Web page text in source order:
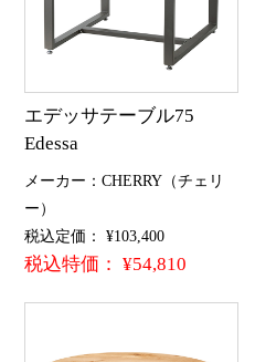
エデッサテーブル75
Edessa
メーカー：CHERRY（チェリ
ー）
税込定価： ¥103,400
税込特価： ¥54,810